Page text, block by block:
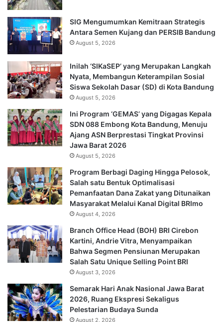
SIG Mengumumkan Kemitraan Strategis
Antara Semen Kujang dan PERSIB Bandung
August 5, 2026
Inilah ‘SIKaSEP’ yang Merupakan Langkah
Nyata, Membangun Keterampilan Sosial
Siswa Sekolah Dasar (SD) di Kota Bandung
August 5, 2026
Ini Program ‘GEMAS’ yang Digagas Kepala
SDN 088 Embong Kota Bandung, Menuju
Ajang ASN Berprestasi Tingkat Provinsi
Jawa Barat 2026
August 5, 2026
Program Berbagi Daging Hingga Pelosok,
Salah satu Bentuk Optimalisasi
Pemanfaatan Dana Zakat yang Ditunaikan
Masyarakat Melalui Kanal Digital BRImo
August 4, 2026
Branch Office Head (BOH) BRI Cirebon
Kartini, Andrie Vitra, Menyampaikan
Bahwa Segmen Pensiunan Merupakan
Salah Satu Unique Selling Point BRI
August 3, 2026
Semarak Hari Anak Nasional Jawa Barat
2026, Ruang Ekspresi Sekaligus
Pelestarian Budaya Sunda
August 2, 2026